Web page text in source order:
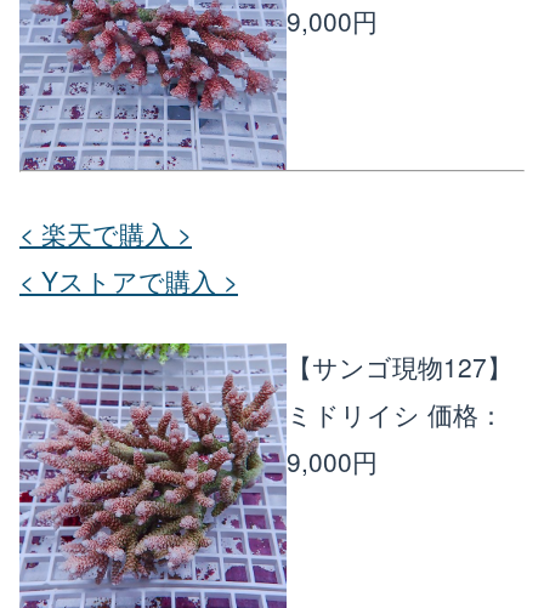
9,000円
< 楽天で購入 >
< Yストアで購入 >
【サンゴ現物127】
ミドリイシ 価格：
9,000円